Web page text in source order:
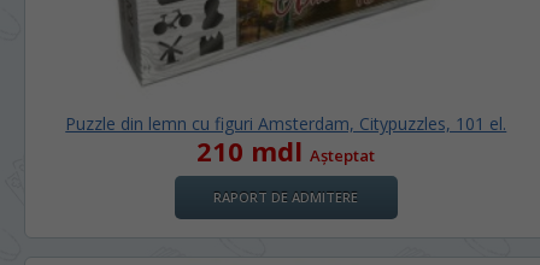
Puzzle din lemn cu figuri Amsterdam, Citypuzzles, 101 el.
210 mdlAșteptat
RAPORT DE ADMITERE